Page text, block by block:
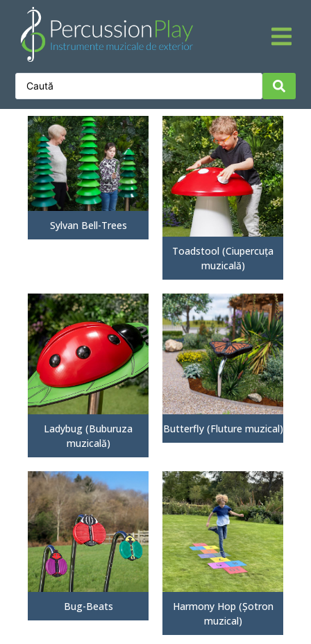
Sylvan Bell-Trees
Toadstool (Ciupercuța
muzicală)
Ladybug (Buburuza
muzicală)
Butterfly (Fluture muzical)
Bug-Beats
Harmony Hop (Șotron
muzical)